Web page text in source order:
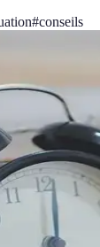
#conseils